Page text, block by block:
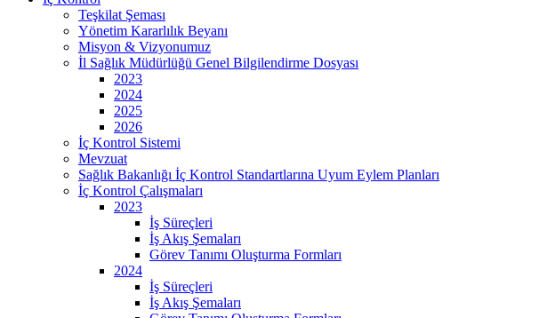
Teşkilat Şeması
Yönetim Kararlılık Beyanı
Misyon & Vizyonumuz
İl Sağlık Müdürlüğü Genel Bilgilendirme Dosyası
2023
2024
2025
2026
İç Kontrol Sistemi
Mevzuat
Sağlık Bakanlığı İç Kontrol Standartlarına Uyum Eylem Planları
İç Kontrol Çalışmaları
2023
İş Süreçleri
İş Akış Şemaları
Görev Tanımı Oluşturma Formları
2024
İş Süreçleri
İş Akış Şemaları